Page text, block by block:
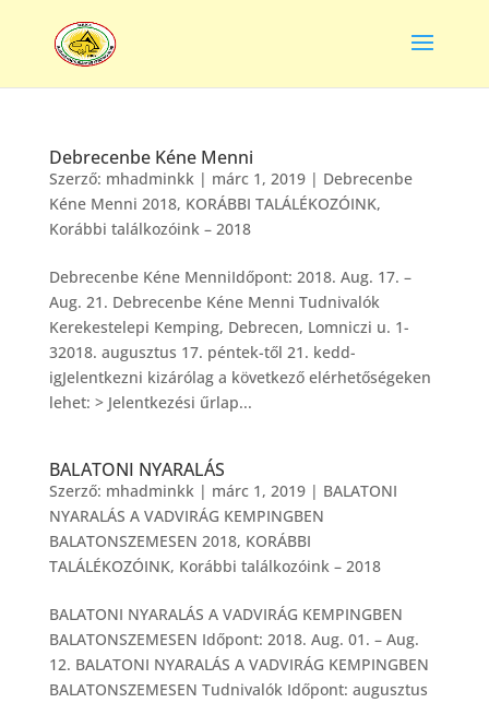
Debrecenbe Kéne Menni
Szerző: mhadminkk| márc 1, 2019| Debrecenbe
Kéne Menni 2018, KORÁBBI TALÁLÉKOZÓINK,
Korábbi találkozóink – 2018
Debrecenbe Kéne MenniIdőpont: 2018. Aug. 17. –
Aug. 21. Debrecenbe Kéne Menni Tudnivalók
Kerekestelepi Kemping, Debrecen, Lomniczi u. 1-
32018. augusztus 17. péntek-től 21. kedd-
igJelentkezni kizárólag a következő elérhetőségeken
lehet: > Jelentkezési űrlap...
BALATONI NYARALÁS
Szerző: mhadminkk| márc 1, 2019| BALATONI
NYARALÁS A VADVIRÁG KEMPINGBEN
BALATONSZEMESEN 2018, KORÁBBI
TALÁLÉKOZÓINK, Korábbi találkozóink – 2018
BALATONI NYARALÁS A VADVIRÁG KEMPINGBEN
BALATONSZEMESEN Időpont: 2018. Aug. 01. – Aug.
12. BALATONI NYARALÁS A VADVIRÁG KEMPINGBEN
BALATONSZEMESEN Tudnivalók Időpont: augusztus